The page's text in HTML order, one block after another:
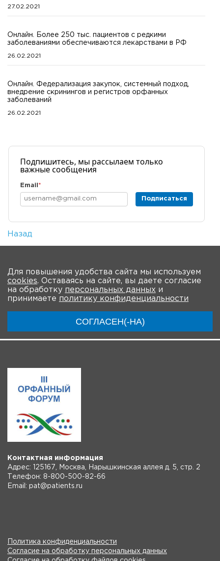
27.02.2021
Онлайн. Более 250 тыс. пациентов с редкими
заболеваниями обеспечиваются лекарствами в РФ
26.02.2021
Онлайн. Федерализация закупок, системный подход,
внедрение скринингов и регистров орфанных
заболеваний
26.02.2021
Подпишитесь, мы рассылаем только
важные сообщения
Email *
Подписаться
Назад
Для повышения удобства сайта мы используем
cookies. Оставаясь на сайте, вы даете согласие
на обработку персональных данных и
принимаете политику конфиденциальности
СОГЛАСЕН(-НА)
О форуме Новости Программа
Контактная информация
Адрес: 125167, Москва, Нарышкинская аллея д. 5, стр. 2
Телефон: 8-800-500-82-66
Email: pat@patients.ru
Политика конфиденциальности
Согласие на обработку персональных данных